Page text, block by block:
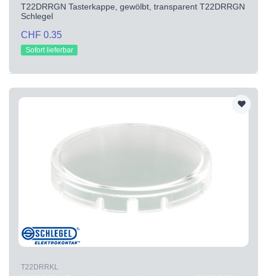
T22DRRGN Tasterkappe, gewölbt, transparent T22DRRGN
Schlegel
CHF 0.35
Sofort lieferbar
T22DRRKL